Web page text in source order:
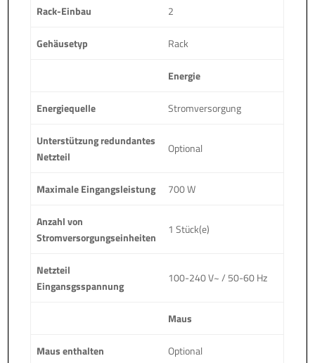
Rack-Einbau 2
Gehäusetyp Rack
Energie
Energiequelle Stromversorgung
Unterstützung redundantes
Netzteil
Optional
Maximale Eingangsleistung 700 W
Anzahl von
Stromversorgungseinheiten
1 Stück(e)
Netzteil
Eingansgsspannung
100-240 V~ / 50-60 Hz
Maus
Maus enthalten Optional